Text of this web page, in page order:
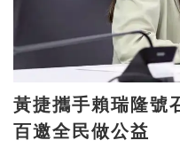
黃捷攜手賴瑞隆號召捐熱血
百邀全民做公益